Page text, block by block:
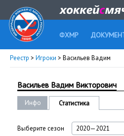
ФХМР
Реестр > Игроки > Васильев Вадим
Васильев Вадим Викторович
Инфо Статистика
Выберите сезон 2020—2021